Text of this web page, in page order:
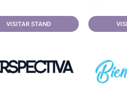
VISITAR STAND